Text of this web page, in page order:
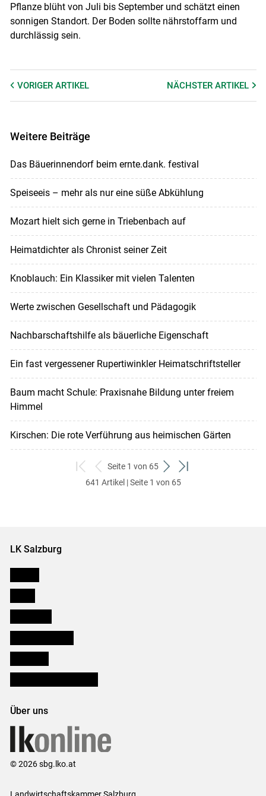
Pflanze blüht von Juli bis September und schätzt einen
sonnigen Standort. Der Boden sollte nährstoffarm und
durchlässig sein.
VORIGER ARTIKEL NÄCHSTERARTIKEL
Weitere Beiträge
Das Bäuerinnendorf beim ernte.dank. festival
Speiseeis – mehr als nur eine süße Abkühlung
Mozart hielt sich gerne in Triebenbach auf
Heimatdichter als Chronist seiner Zeit
Knoblauch: Ein Klassiker mit vielen Talenten
Werte zwischen Gesellschaft und Pädagogik
Nachbarschaftshilfe als bäuerliche Eigenschaft
Ein fast vergessener Rupertiwinkler Heimatschriftsteller
Baum macht Schule: Praxisnahe Bildung unter freiem
Himmel
Kirschen: Die rote Verführung aus heimischen Gärten
zum
ersten
zurück
zum
Seite 1 von 65
weiter
zum
zum
641 Artikel | Seite 1 von 65
LK Salzburg
Über uns
© 2026 sbg.lko.at